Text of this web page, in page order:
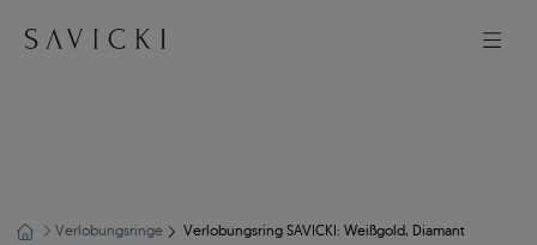
Verlobungsringe Verlobungsring SAVICKI: Weißgold, Diamant